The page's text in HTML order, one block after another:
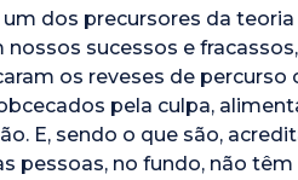
dos precursores da
sucessos e
os reveses de
pela culpa,
E, sendo o que são,
pessoas, no fundo, não